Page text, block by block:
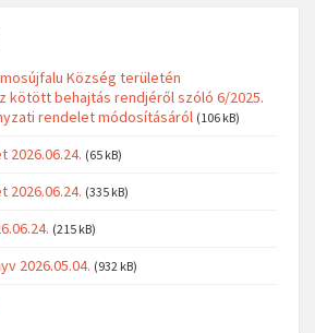
Község területén
kötött behajtás rendjéről szóló 6/2025.
rendelet módosításáról (106 kB)
2026.06.24. (65 kB)
2026.06.24. (335 kB)
(215 kB)
2026.05.04. (932 kB)